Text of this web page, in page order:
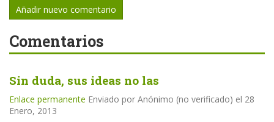
Añadir nuevo comentario
Comentarios
Sin duda, sus ideas no las
Enlace permanente Enviado por Anónimo (no verificado) el 28
Enero, 2013